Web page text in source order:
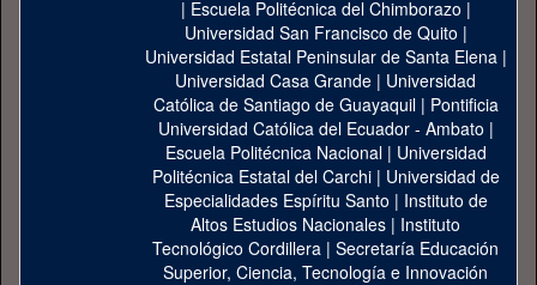
| Escuela Politécnica del Chimborazo |
Universidad San Francisco de Quito |
Universidad Estatal Peninsular de Santa Elena|
Universidad Casa Grande | Universidad
Católica de Santiago de Guayaquil| Pontificia
Universidad Católica del Ecuador - Ambato |
Escuela Politécnica Nacional| Universidad
Politécnica Estatal del Carchi| Universidad de
Especialidades Espíritu Santo | Instituto de
Altos Estudios Nacionales | Instituto
Tecnológico Cordillera | Secretaría Educación
Superior, Ciencia, Tecnología e Innovación